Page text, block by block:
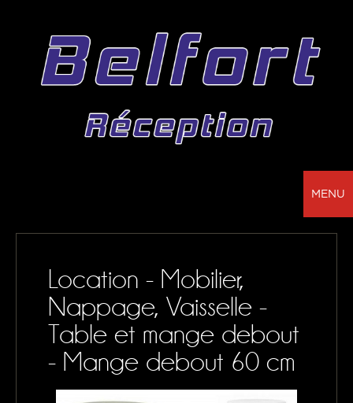
MENU
BELFORT RÉCEPTION - VOTRE PARTENAIRE
SONORISATION, VAISSELLE ET NAPPAGE
NOS RÉALISATIONS
CONTACTS
MON PANIER
Location - Mobilier,
Nappage, Vaisselle -
Table et mange debout
- Mange debout 60 cm